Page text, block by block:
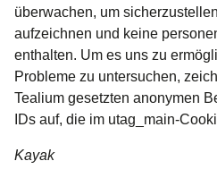
überwachen, um
aufzeichnen und keine
enthalten. Um es uns zu
Probleme zu untersuchen,
Tealium gesetzten anonymen
IDs auf, die im utag_main-
Kayak